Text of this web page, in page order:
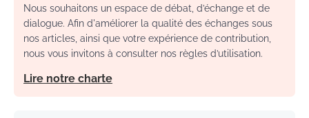
Nous souhaitons un espace de débat, d’échange et de
dialogue. Afin d'améliorer la qualité des échanges sous
nos articles, ainsi que votre expérience de contribution,
nous vous invitons à consulter nos règles d’utilisation.
Lire notre charte